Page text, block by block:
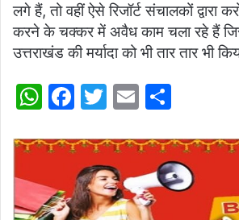
लगे हैं, तो वहीं ऐसे रिजॉर्ट संचालकों द्वारा
करने के चक्कर में अवैध काम चला रहे हैं
उत्तराखंड की मर्यादा को भी तार तार भी
W
at
A
F
c
e
b
T
itt
er
E
ai
l
ar
e